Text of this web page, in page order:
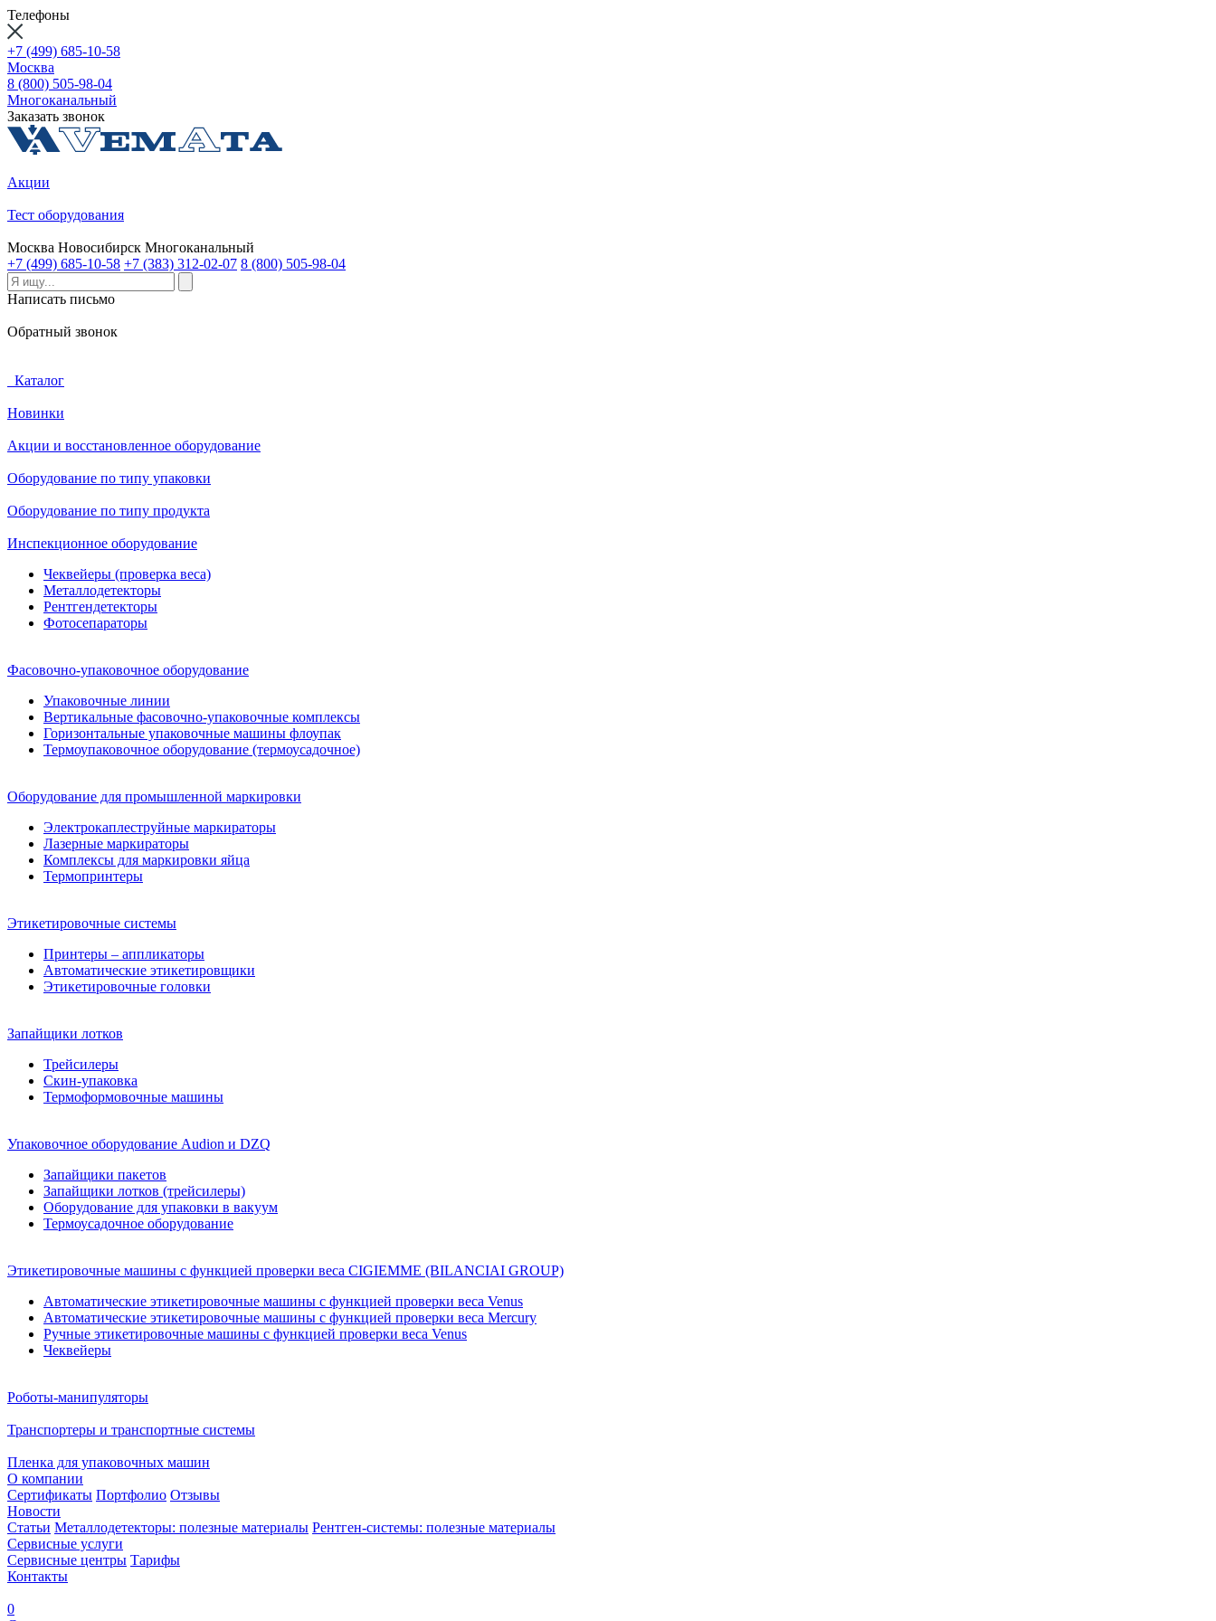
Телефоны
+7 (499) 685-10-58
Москва
8 (800) 505-98-04
Многоканальный
Заказать звонок
Акции
Тест оборудования
Москва Новосибирск Многоканальный
+7 (499) 685-10-58 +7 (383) 312-02-07 8 (800) 505-98-04
Написать письмо
Обратный звонок
Каталог
Новинки
Акции и восстановленное оборудование
Оборудование по типу упаковки
Оборудование по типу продукта
Инспекционное оборудование
Чеквейеры (проверка веса)
Металлодетекторы
Рентгендетекторы
Фотосепараторы
Фасовочно-упаковочное оборудование
Упаковочные линии
Вертикальные фасовочно-упаковочные комплексы
Горизонтальные упаковочные машины флоупак
Термоупаковочное оборудование (термоусадочное)
Оборудование для промышленной маркировки
Электрокаплеструйные маркираторы
Лазерные маркираторы
Комплексы для маркировки яйца
Термопринтеры
Этикетировочные системы
Принтеры – аппликаторы
Автоматические этикетировщики
Этикетировочные головки
Запайщики лотков
Трейсилеры
Скин-упаковка
Термоформовочные машины
Упаковочное оборудование Audion и DZQ
Запайщики пакетов
Запайщики лотков (трейсилеры)
Оборудование для упаковки в вакуум
Термоусадочное оборудование
Этикетировочные машины с функцией проверки веса CIGIEMME (BILANCIAI GROUP)
Автоматические этикетировочные машины с функцией проверки веса Venus
Автоматические этикетировочные машины с функцией проверки веса Mercury
Ручные этикетировочные машины с функцией проверки веса Venus
Чеквейеры
Роботы-манипуляторы
Транспортеры и транспортные системы
Пленка для упаковочных машин
О компании
Сертификаты Портфолио Отзывы
Новости
Статьи Металлодетекторы: полезные материалы Рентген-системы: полезные материалы
Сервисные услуги
Сервисные центры Тарифы
Контакты
0